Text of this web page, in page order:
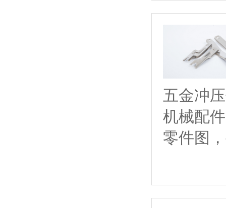
五金冲
机械配
零件图